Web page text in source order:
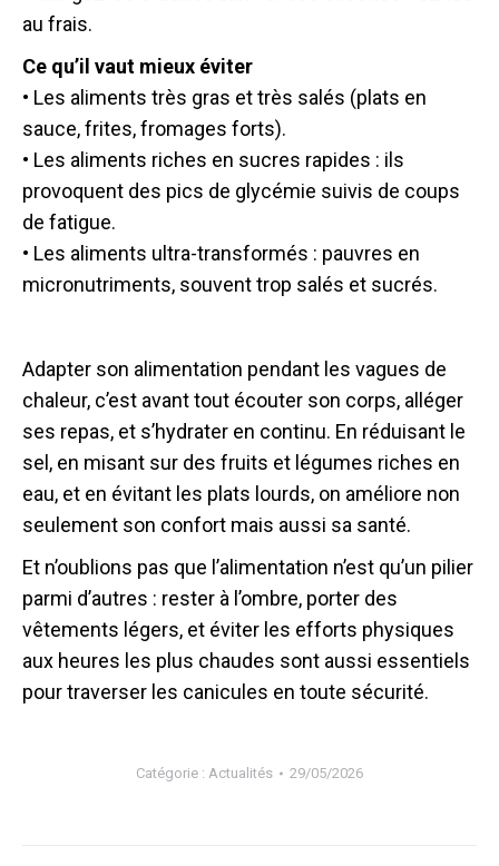
au frais.
Ce qu’il vaut mieux éviter
• Les aliments très gras et très salés (plats en
sauce, frites, fromages forts).
• Les aliments riches en sucres rapides : ils
provoquent des pics de glycémie suivis de coups
de fatigue.
• Les aliments ultra-transformés : pauvres en
micronutriments, souvent trop salés et sucrés.
Adapter son alimentation pendant les vagues de
chaleur, c’est avant tout écouter son corps, alléger
ses repas, et s’hydrater en continu. En réduisant le
sel, en misant sur des fruits et légumes riches en
eau, et en évitant les plats lourds, on améliore non
seulement son confort mais aussi sa santé.
Et n’oublions pas que l’alimentation n’est qu’un pilier
parmi d’autres : rester à l’ombre, porter des
vêtements légers, et éviter les efforts physiques
aux heures les plus chaudes sont aussi essentiels
pour traverser les canicules en toute sécurité.
Catégorie : Actualités 29/05/2026